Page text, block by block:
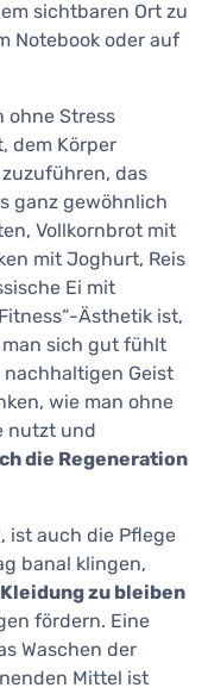
sichtbaren Ort zu
Notebook oder auf
ohne Stress
dem Körper
das
ganz gewöhnlich
Vollkornbrot mit
mit Joghurt, Reis
Ei mit
Ästhetik ist,
man sich gut fühlt
Geist
wie man ohne
nutzt und
die Regeneration
ist auch die Pflege
banal klingen,
zu bleiben
fördern. Eine
Waschen der
Mittel ist